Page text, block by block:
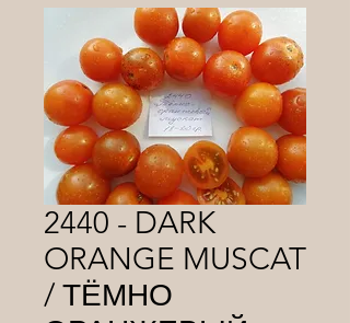
2440 - DARK
ORANGE MUSCAT
/ ТЁМНО